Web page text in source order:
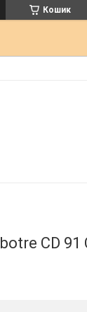
Кошик
CD 91